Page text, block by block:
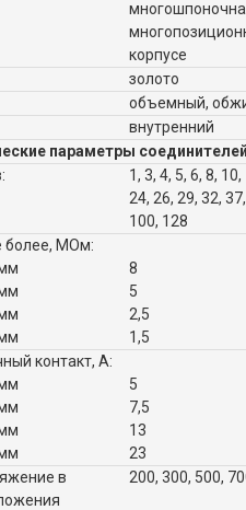
корпусе
золото
объемный,
внутренний
параметры
1, 3, 4, 5, 6, 8,
24, 26, 29, 32,
100, 128
более, МОм:
8
5
2,5
1,5
контакт, А:
5
7,5
13
23
в
200, 300, 500,